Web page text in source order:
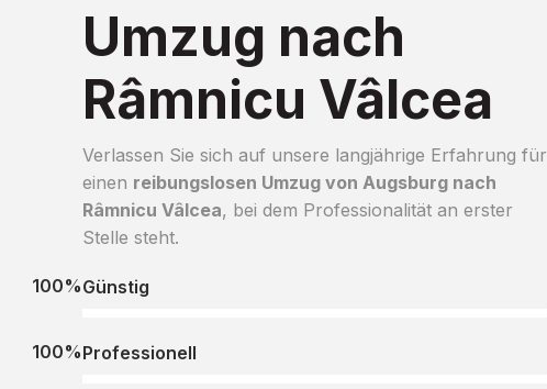
Umzug nach
Râmnicu Vâlcea
Verlassen Sie sich auf unsere langjährige Erfahrung für
einen reibungslosen Umzug von Augsburg nach
Râmnicu Vâlcea, bei dem Professionalität an erster
Stelle steht.
Günstig
100%
Professionell
100%